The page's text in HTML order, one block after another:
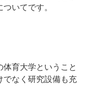
いてです。
体育大学ということ
でなく研究設備も充